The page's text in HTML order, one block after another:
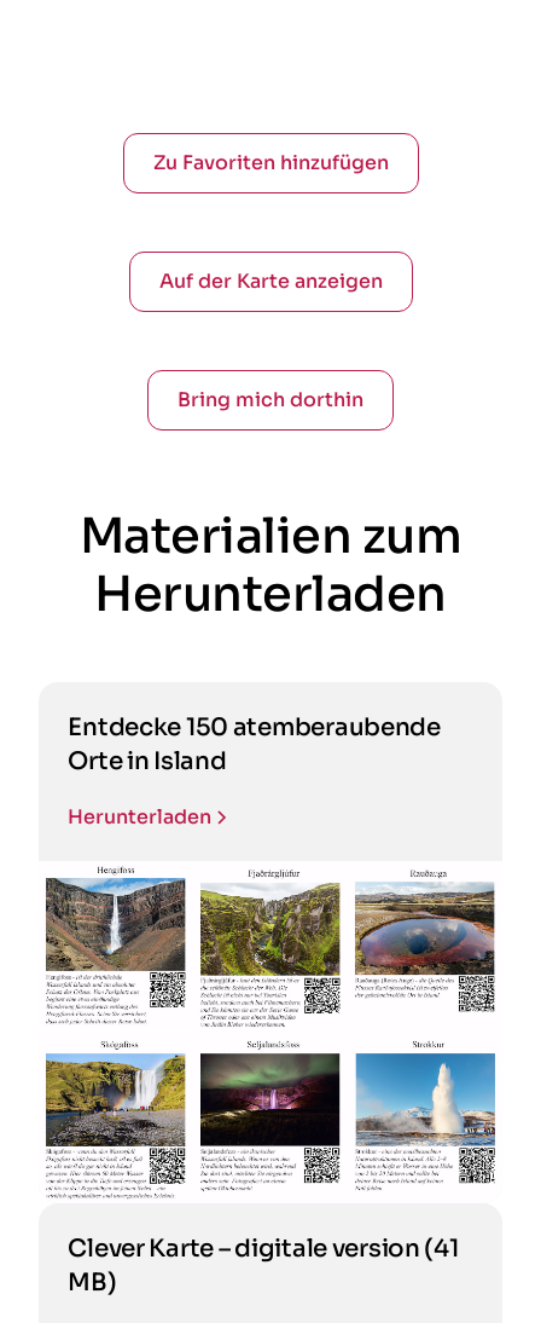
Zu Favoriten hinzufügen
Auf der Karte anzeigen
Bring mich dorthin
Materialien zum
Herunterladen
Entdecke 150 atemberaubende
Orte in Island
Herunterladen
Clever Karte – digitale version (41
MB)